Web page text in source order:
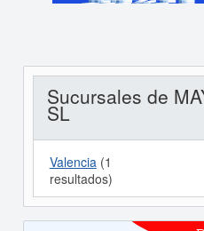
Sucursales de
SL
Valencia(1
resultados)